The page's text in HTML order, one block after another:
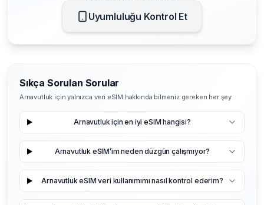
Uyumluluğu Kontrol Et
Sıkça Sorulan Sorular
Arnavutluk için yalnızca veri eSIM hakkında bilmeniz gereken her şey
Arnavutluk için en iyi eSIM hangisi?
Arnavutluk eSIM’im neden düzgün çalışmıyor?
Arnavutluk eSIM veri kullanımımı nasıl kontrol ederim?